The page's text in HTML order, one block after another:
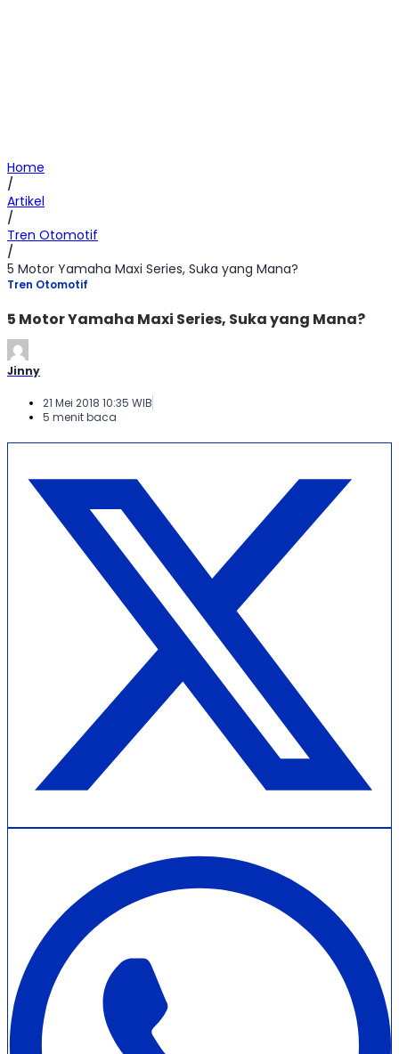
Home
/
Artikel
/
Tren Otomotif
/
5 Motor Yamaha Maxi Series, Suka yang Mana?
Tren Otomotif
5 Motor Yamaha Maxi Series, Suka yang Mana?
Jinny
21 Mei 2018 10:35 WIB
5 menit baca